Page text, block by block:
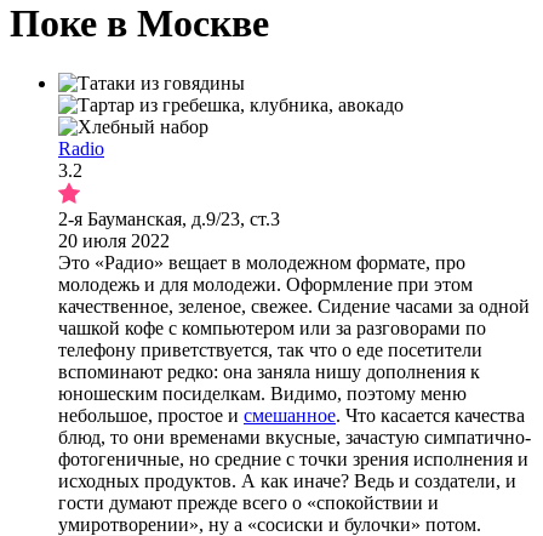
Поке в Москве
Radio
3.2
2-я Бауманская, д.9/23, ст.3
20 июля 2022
Это «Радио» вещает в молодежном формате, про
молодежь и для молодежи. Оформление при этом
качественное, зеленое, свежее. Сидение часами за одной
чашкой кофе с компьютером или за разговорами по
телефону приветствуется, так что о еде посетители
вспоминают редко: она заняла нишу дополнения к
юношеским посиделкам. Видимо, поэтому меню
небольшое, простое и смешанное. Что касается качества
блюд, то они временами вкусные, зачастую симпатично-
фотогеничные, но средние с точки зрения исполнения и
исходных продуктов. А как иначе? Ведь и создатели, и
гости думают прежде всего о «спокойствии и
умиротворении», ну а «сосиски и булочки» потом.